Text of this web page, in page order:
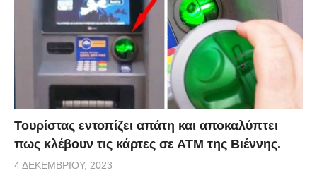
Τουρίστας εντοπίζει απάτη και αποκαλύπτει
πως κλέβουν τις κάρτες σε ΑΤΜ της Βιέννης.
4 ΔΕΚΕΜΒΡΊΟΥ, 2023